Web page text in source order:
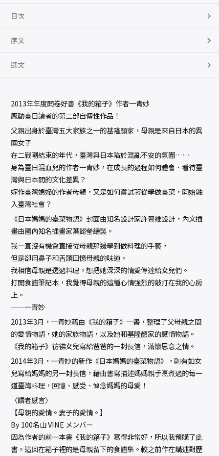
目次
序文
選文
2013年年度開卷好書《我的箱子》作者一青妙
感動臺日讀者的第二部自傳性作品！
父親出身於臺灣五大家族之一的基隆顏家，母親是來自日本的異
國女子
在二戰剛結束的年代，臺灣與日本陷於混亂不安的氛圍……
身為臺日混血兒的作者一青妙，在成長的過程如何體會、看待臺
灣與日本間的文化差異？
嫁作臺灣媳婦的作者母親，又是如何嘗試著從學做臺菜，開始融
入臺灣社會？
《日本媽媽的臺菜物語》封面由知名設計家許晉維設計，內文插
畫由國內知名插畫家葉懿瑩繪製。
我一直沒有機會直接從母親那邊學到做料理的手藝，
但是卻用鼻子和舌頭回憶母親的味道。
我相信母親是透過料理，想把她深深的情愛傳達給女兒們。
打開食譜筆記本，我覺得母親的這種心情強烈的敲打在我的心房
上。
──一青妙
2013年3月，一青妙藉由《我的箱子》一書，整理了父母親之間
的愛情物語，她的家族物語，以及她和基隆顏家的感情物語。
《我的箱子》彷彿女兒寫給爸爸的一封長信，滿懷思念之情。
2014年3月，一青妙的新作《日本媽媽的臺菜物語》，則有如女
兒寫給媽媽的另一封長信，藉由書寫描述媽媽親手烹煮過的每一
道臺灣料理，回憶、感受、悼念媽媽的母愛！
〈讀者感言〉
【母親的愛情。妻子的愛情。】
By 100名山 VINE メンバー
因為作者的前一本書《我的箱子》寫得非常好，所以我預購了此
書。這回在箱子裡的是母親留下的食譜集。較之前作在講述對歷